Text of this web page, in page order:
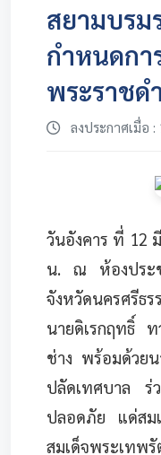
สยามบรม
กำหนดกา
พระราชด
ลงประกาศเมื่อ :
วันอังคาร ที่ 12
น. ณ ห้องประ
จังหวัดนครศรีธร
นายดิเรกฤทธิ์
ช่าง พร้อมด้วย
ปลัดเทศบาล ร่
ปลอดภัย แด่สม
สมเด็จพระเทพ